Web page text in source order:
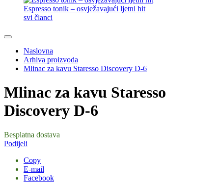
Espresso tonik – osvježavajući ljetni hit
svi članci
Naslovna
Arhiva proizvoda
Mlinac za kavu Staresso Discovery D-6
Mlinac za kavu Staresso
Discovery D-6
Besplatna dostava
Podijeli
Copy
E-mail
Facebook